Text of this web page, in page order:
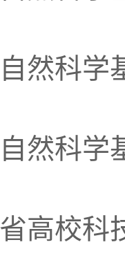
自然科
自然科
省高校